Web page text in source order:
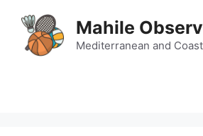
content
Mahile
Mediterranean and